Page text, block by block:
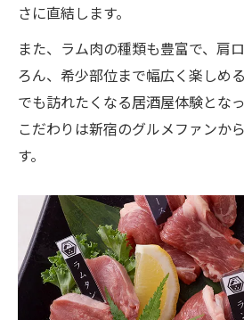
さに直結します。
また、ラム肉の種類も豊富で、肩
ろん、希少部位まで幅広く楽しめ
でも訪れたくなる居酒屋体験とな
こだわりは新宿のグルメファンか
す。